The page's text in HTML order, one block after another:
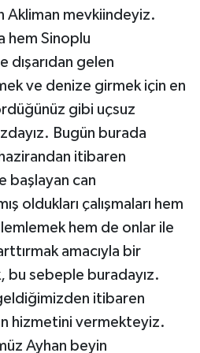
Akliman mevkiindeyiz.
hem Sinoplu
dışarıdan gelen
ve denize girmek için en
gibi uçsuz
Bugün burada
itibaren
başlayan can
oldukları çalışmaları hem
hem de onlar ile
amacıyla bir
sebeple buradayız.
itibaren
hizmetini vermekteyiz.
Ayhan beyin